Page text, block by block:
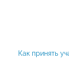
Как принять